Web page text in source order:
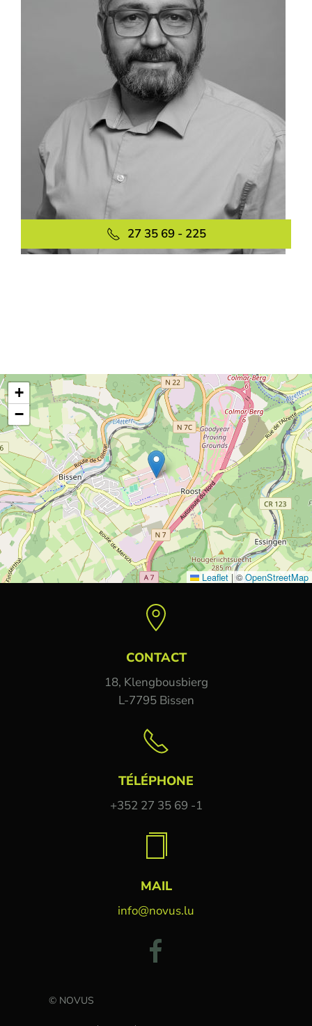
27 35 69 - 225
+
−
Leaflet | ©OpenStreetMap
CONTACT
18, Klengbousbierg
L-7795 Bissen
TÉLÉPHONE
+352 27 35 69 -1
MAIL
info@novus.lu
© NOVUS